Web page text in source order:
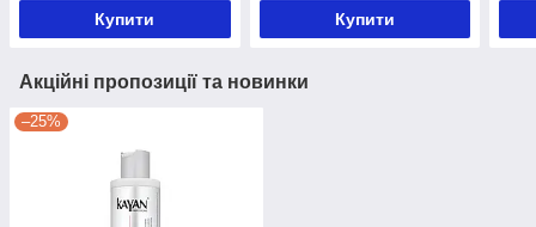
Купити Купити
Акційні пропозиції та новинки
–25%